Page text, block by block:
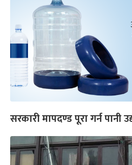
सरकारी मापदण्ड पूरा गर्न पानी